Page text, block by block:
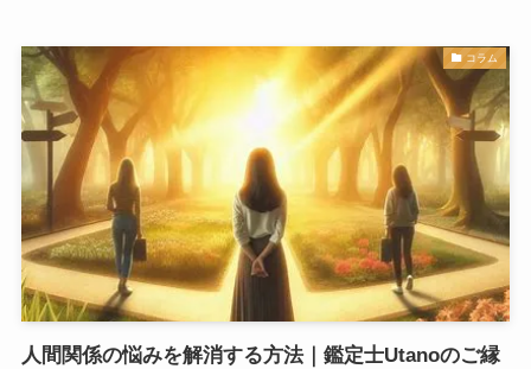
コラム
人間関係の悩みを解消する方法｜鑑定士Utanoのご縁